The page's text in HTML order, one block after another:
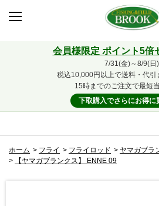
会員様限定 ポイント5倍
7/31(金)～8/9(日)
税込10,000円以上で送料・代引
15時までのご注文で最短
下取購入でさらにお得に
ホーム > フライ > フライロッド > ヤマガブラ
>
【ヤマガブランクス】 ENNE 09